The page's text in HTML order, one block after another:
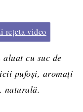
rețeta video
aluat cu suc de
pufoși, aromați
naturală.